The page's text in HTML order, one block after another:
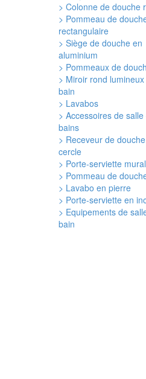
> Colonne de douche
> Pommeau de
rectangulaire
> Siège de douche en
aluminium
> Pommeaux de
> Miroir rond
bain
> Lavabos
> Accessoires de salle
bains
> Receveur de
cercle
> Porte-serviette mural
> Pommeau de
> Lavabo en pierre
> Porte-serviette en
> Equipements de
bain